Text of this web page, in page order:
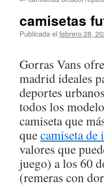
camisetas
Publicada el febrero 28,
Gorras Vans
madrid ideales
deportes
todos los
camiseta que
quecamiseta de
valores que
juego) a los 60
(remeras con